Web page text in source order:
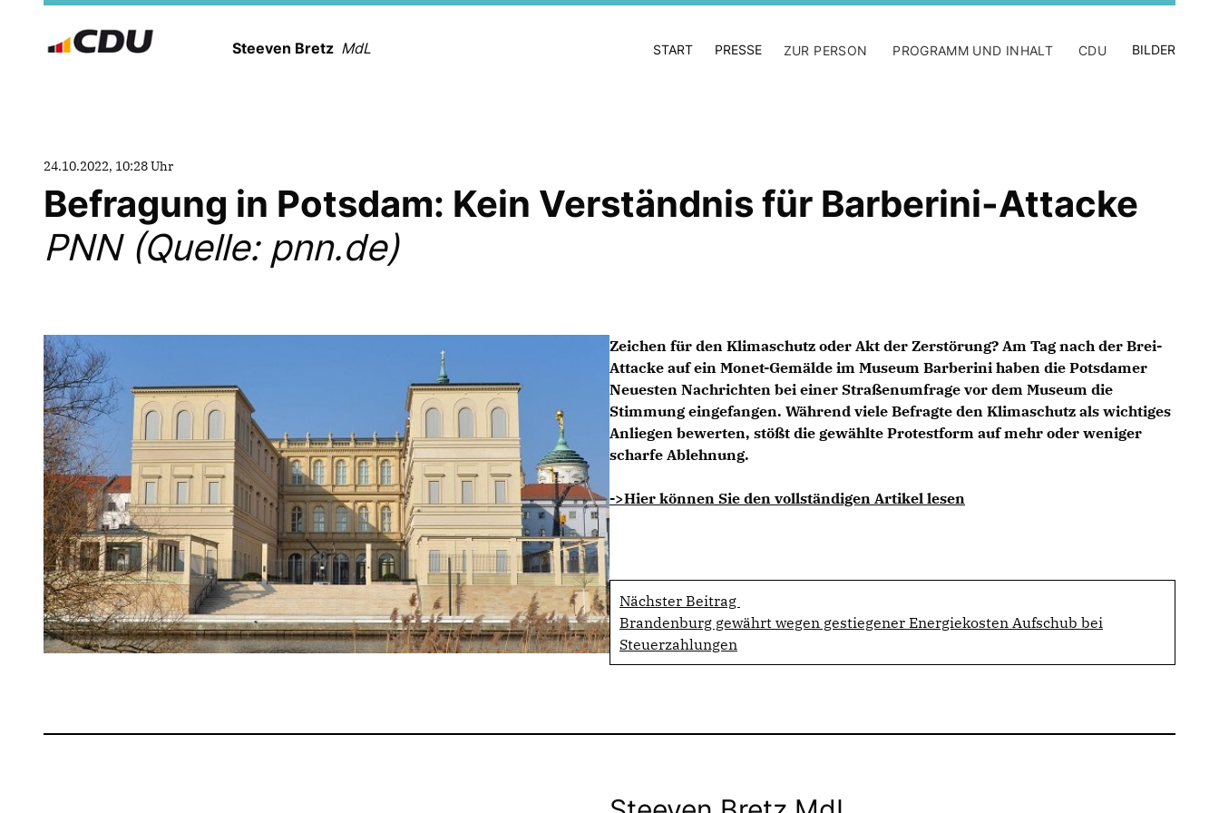
Steeven Bretz MdL START PRESSE ZUR PERSON PROGRAMM UND INHALT CDU BILDER
24.10.2022, 10:28 Uhr
Befragung in Potsdam: Kein Verständnis für Barberini-Attacke
PNN (Quelle: pnn.de)
Zeichen für den Klimaschutz oder Akt der Zerstörung? Am Tag nach der Brei-
Attacke auf ein Monet-Gemälde im Museum Barberini haben die Potsdamer
Neuesten Nachrichten bei einer Straßenumfrage vor dem Museum die
Stimmung eingefangen. Während viele Befragte den Klimaschutz als wichtiges
Anliegen bewerten, stößt die gewählte Protestform auf mehr oder weniger
scharfe Ablehnung.
->Hier können Sie den vollständigen Artikel lesen
Nächster Beitrag
Brandenburg gewährt wegen gestiegener Energiekosten Aufschub bei
Steuerzahlungen